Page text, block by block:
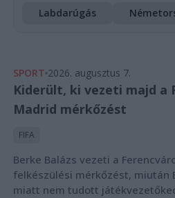
Labdarúgás
SPORT 2026. augusztus 7.
Kiderült, ki vezeti majd a
Madrid mérkőzést
FIFA
Berke Balázs vezeti a
felkészülési mérkőzést, miután
miatt nem tudott